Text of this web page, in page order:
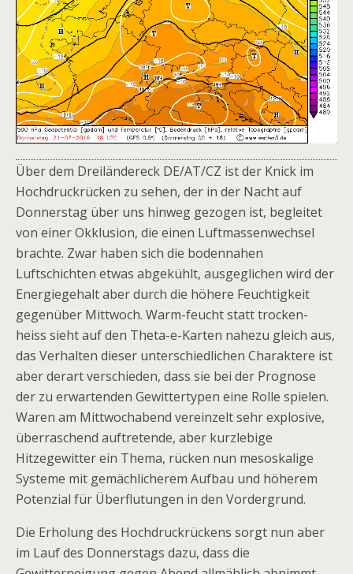
Über dem Dreiländereck DE/AT/CZ ist der Knick im
Hochdruckrücken zu sehen, der in der Nacht auf
Donnerstag über uns hinweg gezogen ist, begleitet
von einer Okklusion, die einen Luftmassenwechsel
brachte. Zwar haben sich die bodennahen
Luftschichten etwas abgekühlt, ausgeglichen wird der
Energiegehalt aber durch die höhere Feuchtigkeit
gegenüber Mittwoch. Warm-feucht statt trocken-
heiss sieht auf den Theta-e-Karten nahezu gleich aus,
das Verhalten dieser unterschiedlichen Charaktere ist
aber derart verschieden, dass sie bei der Prognose
der zu erwartenden Gewittertypen eine Rolle spielen.
Waren am Mittwochabend vereinzelt sehr explosive,
überraschend auftretende, aber kurzlebige
Hitzegewitter ein Thema, rücken nun mesoskalige
Systeme mit gemächlicherem Aufbau und höherem
Potenzial für Überflutungen in den Vordergrund.
Die Erholung des Hochdruckrückens sorgt nun aber
im Lauf des Donnerstags dazu, dass die